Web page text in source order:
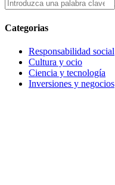
Categorias
Responsabilidad social
Cultura y ocio
Ciencia y tecnología
Inversiones y negocios